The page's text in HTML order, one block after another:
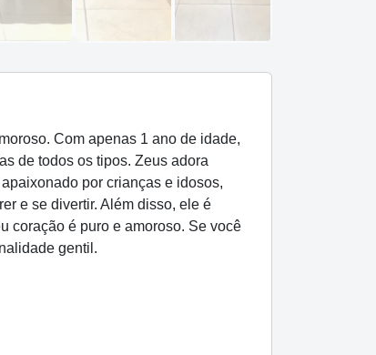
Com apenas 1 ano de idade,
de todos os tipos. Zeus adora
por crianças e idosos,
e se divertir. Além disso, ele é
coração é puro e amoroso. Se você
gentil.